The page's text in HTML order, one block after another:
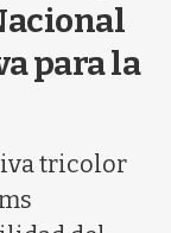
q
para la
tricolor